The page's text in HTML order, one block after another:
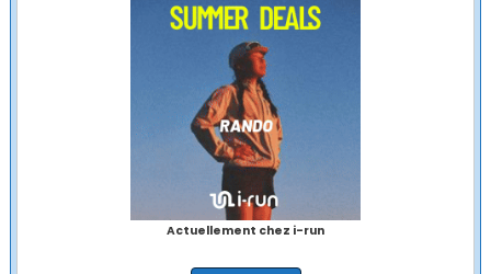
Actuellement chez i-run